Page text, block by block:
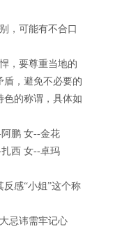
，可能有不合口
，要尊重当地的
盾，避免不必要的
色的称谓，具体如
鹏 女--金花
西 女--卓玛
感“小姐”这个称
忌讳需牢记心